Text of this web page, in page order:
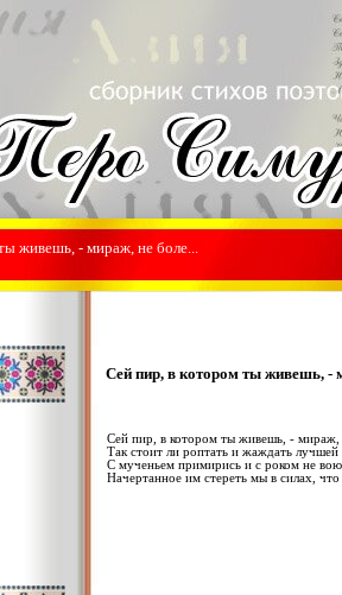
живешь, - мираж, не боле...
Сей пир, в котором ты живешь, -
Сей пир, в котором ты живешь, - мираж,
Так стоит ли роптать и жаждать лучшей
С мученьем примирись и с роком не
Начертанное им стереть мы в силах, что